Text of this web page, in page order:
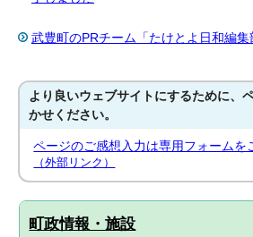
武豊町のPRチーム「たけとよ日和編集
より良いウェブサイトにするために、
かせください。
ページのご感想入力は専用フォームを
（外部リンク）
町政情報・施設